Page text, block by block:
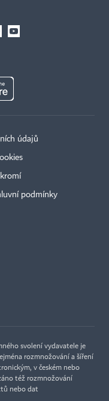
údajů
podmínky
svolení vydavatele je
rozmnožování a šíření
v českém nebo
též rozmnožování
nebo dat